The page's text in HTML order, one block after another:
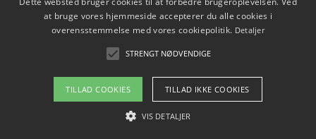
Copyright 2026 - Pilanto Aps
Om / kontakt
Blog Betingelser
at bruge vores hjemmeside accepterer du alle cookies i
overensstemmelse med vores cookiepolitik. Detaljer
STRENGT NØDVENDIGE
TILLAD COOKIES TILLAD IKKE COOKIES
VIS DETALJER